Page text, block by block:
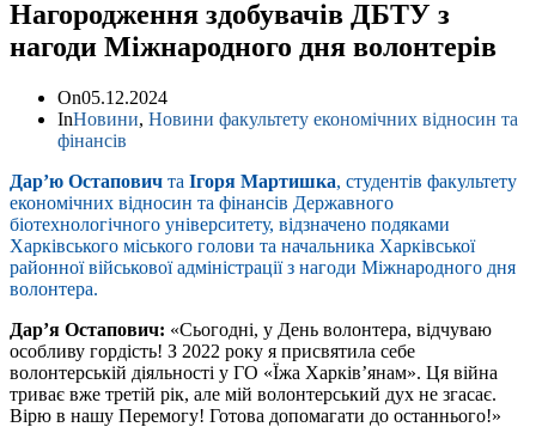
Нагородження здобувачів ДБТУ з
нагоди Міжнародного дня волонтерів
On05.12.2024
InНовини, Новини факультету економічних відносин та
фінансів
Дар’ю Остапович та Ігоря Мартишка, студентів факультету
економічних відносин та фінансів Державного
біотехнологічного університету, відзначено подяками
Харківського міського голови та начальника Харківської
районної військової адміністрації з нагоди Міжнародного дня
волонтера.
Дарʼя Остапович: «Сьогодні, у День волонтера, відчуваю
особливу гордість! З 2022 року я присвятила себе
волонтерській діяльності у ГО «Їжа Харківʼянам». Ця війна
триває вже третій рік, але мій волонтерський дух не згасає.
Вірю в нашу Перемогу! Готова допомагати до останнього!»